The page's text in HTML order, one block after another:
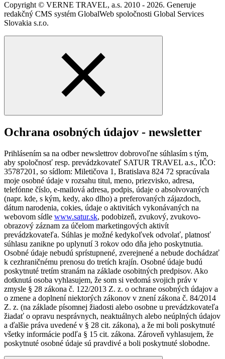
Copyright © VERNE TRAVEL, a.s. 2010 - 2026. Generuje
redakčný CMS systém GlobalWeb spoločnosti Global Services
Slovakia s.r.o.
Ochrana osobných údajov - newsletter
Prihlásením sa na odber newslettrov dobrovoľne súhlasím s tým,
aby spoločnosť resp. prevádzkovateľ SATUR TRAVEL a.s., IČO:
35787201, so sídlom: Miletičova 1, Bratislava 824 72 spracúvala
moje osobné údaje v rozsahu titul, meno, priezvisko, adresa,
telefónne číslo, e-mailová adresa, podpis, údaje o absolvovaných
(napr. kde, s kým, kedy, ako dlho) a preferovaných zájazdoch,
dátum narodenia, cokies, údaje o aktivitách vykonávaných na
webovom sídle www.satur.sk, podobizeň, zvukový, zvukovo-
obrazový záznam za účelom marketingových aktivít
prevádzkovateľa. Súhlas je možné kedykoľvek odvolať, platnosť
súhlasu zanikne po uplynutí 3 rokov odo dňa jeho poskytnutia.
Osobné údaje nebudú sprístupnené, zverejnené a nebude dochádzať
k cezhraničnému prenosu do tretích krajín. Osobné údaje budú
poskytnuté tretím stranám na základe osobitných predpisov. Ako
dotknutá osoba vyhlasujem, že som si vedomá svojich práv v
zmysle § 28 zákona č. 122/2013 Z. z. o ochrane osobných údajov a
o zmene a doplnení niektorých zákonov v znení zákona č. 84/2014
Z. z. (na základe písomnej žiadosti alebo osobne u prevádzkovateľa
žiadať o opravu nesprávnych, neaktuálnych alebo neúplných údajov
a ďalšie práva uvedené v § 28 cit. zákona), a že mi boli poskytnuté
všetky informácie podľa § 15 cit. zákona. Zároveň vyhlasujem, že
poskytnuté osobné údaje sú pravdivé a boli poskytnuté slobodne.